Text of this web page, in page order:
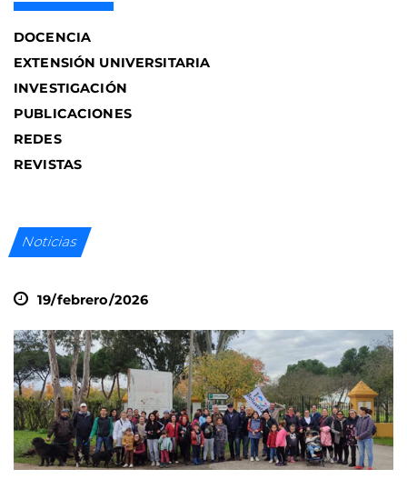
DOCENCIA
EXTENSIÓN UNIVERSITARIA
INVESTIGACIÓN
PUBLICACIONES
REDES
REVISTAS
Noticias
19/febrero/2026